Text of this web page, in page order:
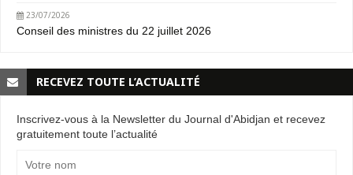
23/07/2026
Conseil des ministres du 22 juillet 2026
RECEVEZ TOUTE L’ACTUALITÉ
Inscrivez-vous à la Newsletter du Journal d'Abidjan et recevez
gratuitement toute l’actualité